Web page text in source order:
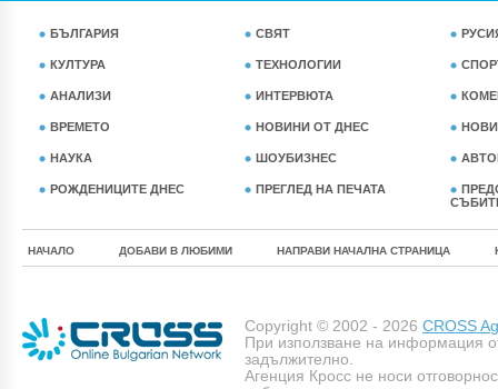
БЪЛГАРИЯ СВЯТ
КУЛТУРА ТЕХНОЛОГИИ
АНАЛИЗИ ИНТЕРВЮТА
ВРЕМЕТО НОВИНИ ОТ ДНЕС
НАУКА ШОУБИЗНЕС
РОЖДЕНИЦИТЕ ДНЕС ПРЕГЛЕД НА ПЕЧАТА
НАЧАЛО ДОБАВИ В ЛЮБИМИ НАПРАВИ НАЧАЛНА СТРАНИЦА
Copyright © 2002 - 2026 CROSS
При използване на информация
задължително.
Агенция Кросс не носи